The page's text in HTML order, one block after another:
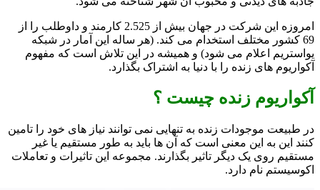
امروزه این شرکت در جهان بیش از 2.525 کارمند و داوطلب را از
69 کشور مختلف استخدام می کند. (هر ساله این آمار در شبکه
یواستریم اعلام می شود) و همیشه در این تلاش است که مفهوم
آکواریوم های زنده را با دنیا به اشتراک بگذارد.
آکواریوم زنده چیست ؟
در طبیعت موجودات زنده به تنهایی نمی توانند نیاز های خود را تامین
کنند این به این معنی است که آن ها باید به طور مستقیم یا غیر
مستقیم روی یک دیگر تاثیر بگذارند. مجموعه این تاثیرات و تعاملات
اکوسیستم نام دارد.